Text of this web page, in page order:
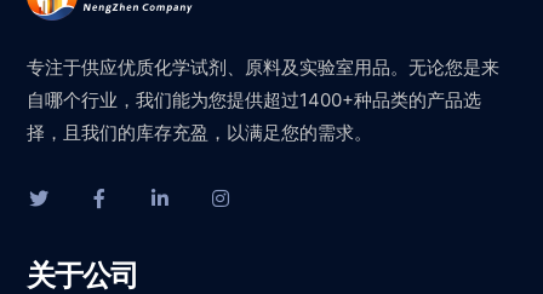
专注于供应优质化学试剂、原料及实验室用品。无论您是来
自哪个行业，我们能为您提供超过1400+种品类的产品选
择，且我们的库存充盈，以满足您的需求。
关于公司